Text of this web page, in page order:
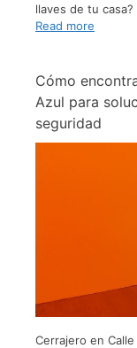
llaves de tu
Read more
Cómo
Azul para
seguridad
Cerrajero en